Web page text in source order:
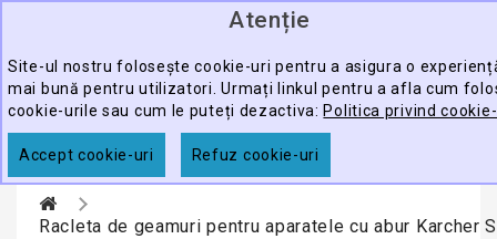
Atenție
Site-ul nostru folosește cookie-uri pentru a asigura o
mai bună pentru utilizatori. Urmați linkul pentru a afla cum
cookie-urile sau cum le puteți dezactiva: Politica privind
Accept cookie-uri Refuz cookie-uri
CĂUTARE
ECHIPAMENTE
ACCESORII
PROMOTII
Racleta de geamuri pentru aparatele cu abur Karcher